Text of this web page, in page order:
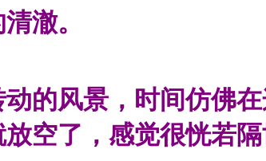
澈。
的风景，时间仿佛
空了，感觉很恍若隔